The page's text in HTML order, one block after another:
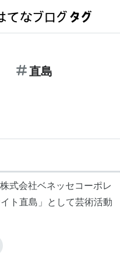
直島
式会社ベネッセコーポレ
ト直島」として芸術活動